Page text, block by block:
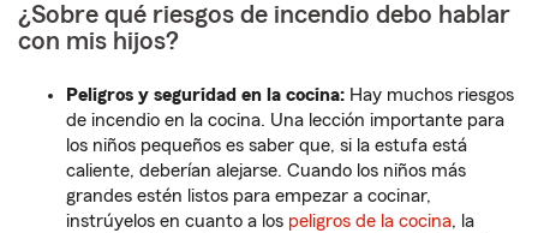
¿Sobre qué riesgos de incendio debo hablar
con mis hijos?
Peligros y seguridad en la cocina: Hay muchos riesgos
de incendio en la cocina. Una lección importante para
los niños pequeños es saber que, si la estufa está
caliente, deberían alejarse. Cuando los niños más
grandes estén listos para empezar a cocinar,
instrúyelos en cuanto a los peligros de la cocina, la